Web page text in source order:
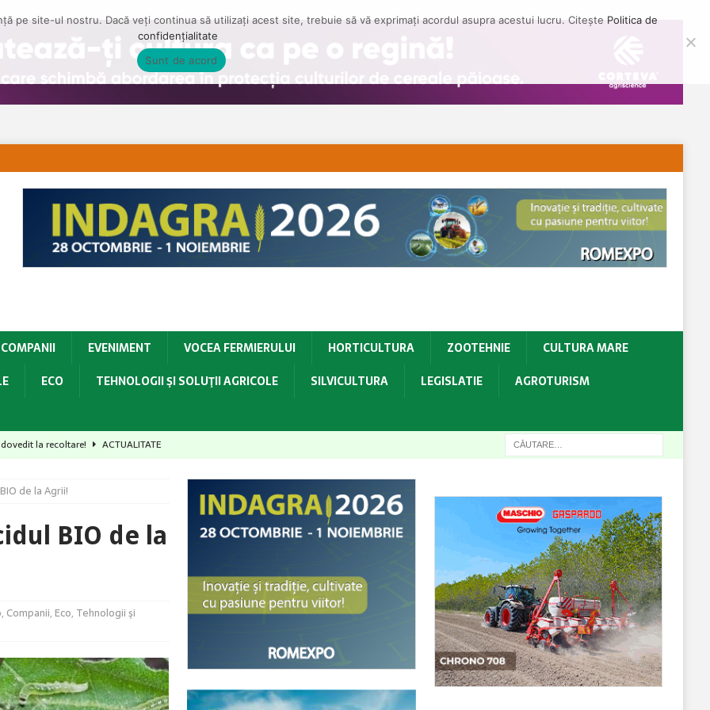
COMPANII EVENIMENT VOCEA FERMIERULUI HORTICULTURA ZOOTEHNIE
CULTURA MARE
ECO TEHNOLOGII ŞI SOLUŢII AGRICOLE SILVICULTURA LEGISLATIE
AGROTURISM
la recoltare!
ACTUALITATE
consum optim și productivitate ridicată!
ACTUALITATE
culturilor!
ACTUALITATE
majore pentru culturile horticole
de la Agrii!
BIO de la
, Companii, Eco, Tehnologii şi
pe site-ul nostru. Dacă veți continua să utilizați acest site, trebuie să vă exprimați acordul asupra acestui lucru. Citește Politica de
confidențialitate
Sunt de acord